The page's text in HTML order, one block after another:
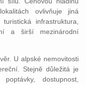
ovlivňuje jiná
infrastruktura,
a širší mezinárodní
U alpské nemovitosti
Stejně důležitá je
dostupnost,